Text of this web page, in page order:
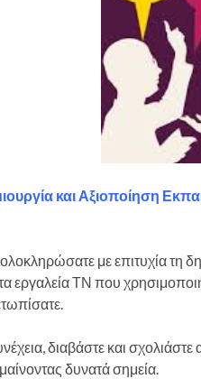
και Αξιοποίηση
με επιτυχία τη
εργαλεία ΤΝ που
διαβάστε και
δυνατά σημεία.